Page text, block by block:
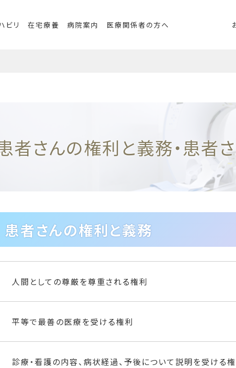
ビリ 在宅療養 病院案内 医療関係者の方へ
者さんの権利と義務・患者
患者さんの権利と義務
人間としての尊厳を尊重される権利
平等で最善の医療を受ける権利
診療・看護の内容、病状経過、予後について説明を受ける